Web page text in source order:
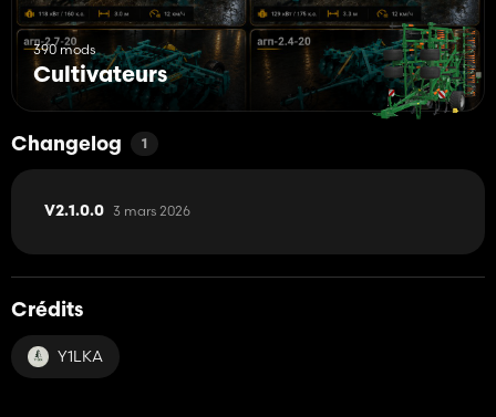
390 mods
Cultivateurs
Changelog 1
V2.1.0.0 3 mars 2026
Crédits
Y1LKA